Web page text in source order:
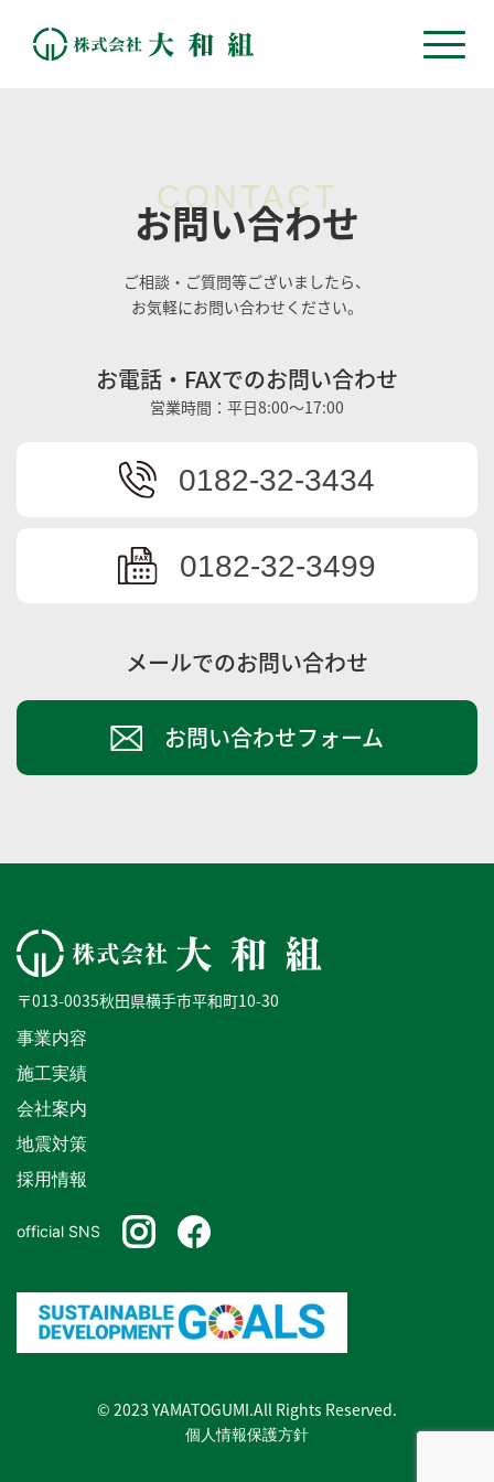
お問い合わせ
CONTACT
ご相談・ご質問等ございましたら、
お気軽にお問い合わせください。
お電話・FAXでのお問い合わせ
営業時間：平日8:00～17:00
0182-32-3434
0182-32-3499
メールでのお問い合わせ
お問い合わせフォーム
〒013-0035秋田県横手市平和町10-30
事業内容
施工実績
会社案内
地震対策
採用情報
official SNS
© 2023 YAMATOGUMI.All Rights Reserved.
個人情報保護方針